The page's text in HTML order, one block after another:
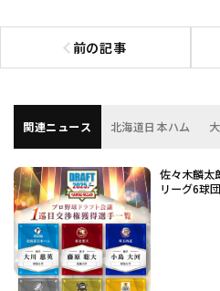
前の記事
前の記事へ
関連ニュース 北海道日本ハム
佐々木麟太
リーグ6球